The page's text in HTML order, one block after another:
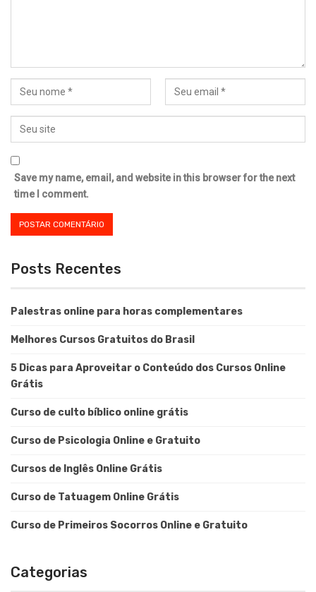
Save my name, email, and website in this browser for the next
time I comment.
Posts Recentes
Palestras online para horas complementares
Melhores Cursos Gratuitos do Brasil
5 Dicas para Aproveitar o Conteúdo dos Cursos Online
Grátis
Curso de culto bíblico online grátis
Curso de Psicologia Online e Gratuito
Cursos de Inglês Online Grátis
Curso de Tatuagem Online Grátis
Curso de Primeiros Socorros Online e Gratuito
Categorias